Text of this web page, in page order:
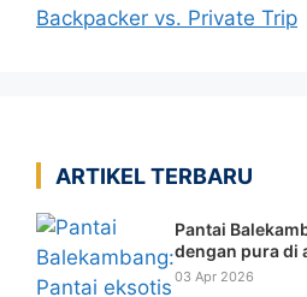
Backpacker vs. Private Trip
ARTIKEL TERBARU
Pantai
dengan pura di
03 Apr 2026